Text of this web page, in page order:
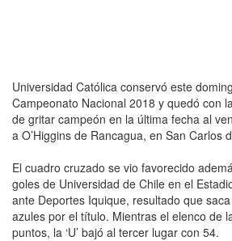
Universidad Católica conservó este
Campeonato Nacional 2018 y quedó con
de gritar campeón en la última fecha al
a O’Higgins de Rancagua, en San Carlos
El cuadro cruzado se vio favorecido
goles de Universidad de Chile en el
ante Deportes Iquique, resultado que
azules por el título. Mientras el elenco de
puntos, la ‘U’ bajó al tercer lugar con 54.